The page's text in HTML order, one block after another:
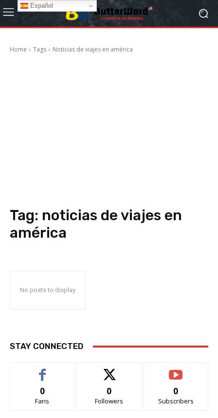
Home Tags Noticias de viajes en américa
Tag: noticias de viajes en
américa
No posts to display
STAY CONNECTED
0
Fans
0
Followers
0
Subscribers
Español